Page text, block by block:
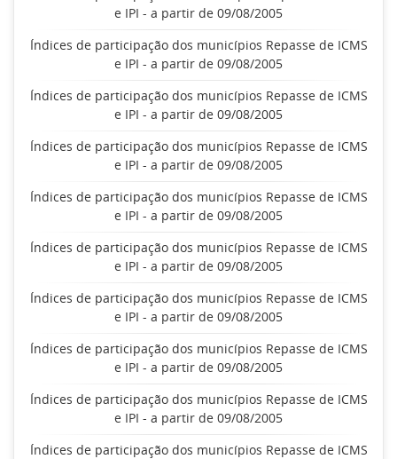
e IPI - a partir de 09/08/2005
Índices de participação dos municípios Repasse de ICMS
e IPI - a partir de 09/08/2005
Índices de participação dos municípios Repasse de ICMS
e IPI - a partir de 09/08/2005
Índices de participação dos municípios Repasse de ICMS
e IPI - a partir de 09/08/2005
Índices de participação dos municípios Repasse de ICMS
e IPI - a partir de 09/08/2005
Índices de participação dos municípios Repasse de ICMS
e IPI - a partir de 09/08/2005
Índices de participação dos municípios Repasse de ICMS
e IPI - a partir de 09/08/2005
Índices de participação dos municípios Repasse de ICMS
e IPI - a partir de 09/08/2005
Índices de participação dos municípios Repasse de ICMS
e IPI - a partir de 09/08/2005
Índices de participação dos municípios Repasse de ICMS